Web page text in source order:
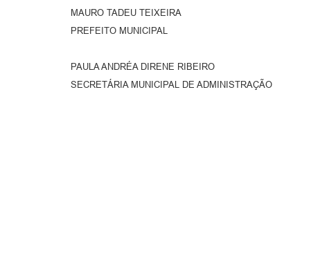
MAURO TADEU TEIXEIRA
PREFEITO MUNICIPAL
PAULA ANDRÉA DIRENE RIBEIRO
SECRETÁRIA MUNICIPAL DE ADMINISTRAÇÃO